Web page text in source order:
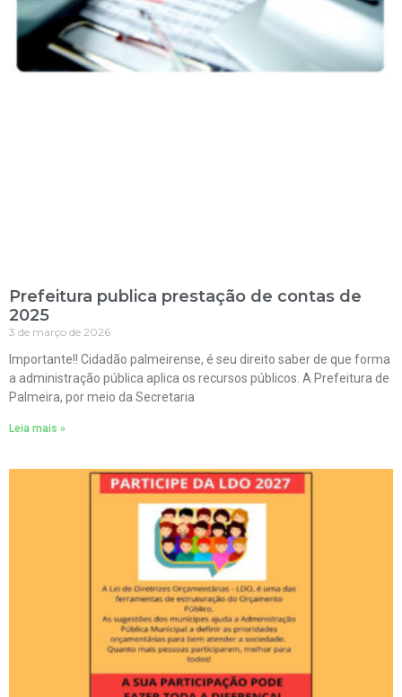
Prefeitura publica prestação de contas de
2025
3 de março de 2026
Importante!! Cidadão palmeirense, é seu direito saber de que forma
a administração pública aplica os recursos públicos. A Prefeitura de
Palmeira, por meio da Secretaria
Leia mais »